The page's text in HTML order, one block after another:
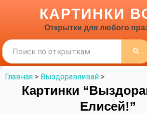
КАРТИНКИ
Открытки для любого
Поиск
Главная > Выздоравливай >
Картинки
Елисей!”